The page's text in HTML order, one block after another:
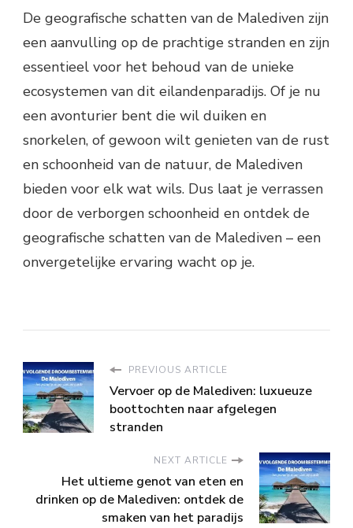
De geografische schatten van de Malediven zijn
een aanvulling op de prachtige stranden en zijn
essentieel voor het behoud van de unieke
ecosystemen van dit eilandenparadijs. Of je nu
een avonturier bent die wil duiken en
snorkelen, of gewoon wilt genieten van de rust
en schoonheid van de natuur, de Malediven
bieden voor elk wat wils. Dus laat je verrassen
door de verborgen schoonheid en ontdek de
geografische schatten van de Malediven – een
onvergetelijke ervaring wacht op je.
PREVIOUS ARTICLE
Vervoer op de Malediven: luxueuze
boottochten naar afgelegen
stranden
NEXT ARTICLE
Het ultieme genot van eten en
drinken op de Malediven: ontdek de
smaken van het paradijs